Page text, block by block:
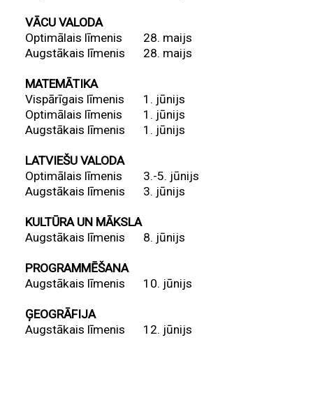
VĀCU VALODA
Optimālais līmenis
28. maijs
Augstākais līmenis
28. maijs
MATEMĀTIKA
Vispārīgais līmenis
1. jūnijs
Optimālais līmenis
1. jūnijs
Augstākais līmenis
1. jūnijs
LATVIEŠU VALODA
Optimālais līmenis
3.-5. jūnijs
Augstākais līmenis
3. jūnijs
KULTŪRA UN MĀKSLA
Augstākais līmenis
8. jūnijs
PROGRAMMĒŠANA
Augstākais līmenis
10. jūnijs
ĢEOGRĀFIJA
Augstākais līmenis
12. jūnijs